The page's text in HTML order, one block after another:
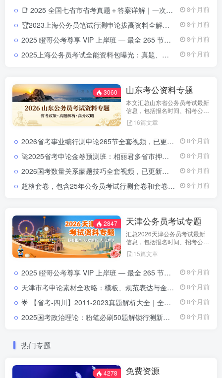
天津市考特点，合理安排备考计
📑 2025 全国七省市省考真题＋答案详解｜一次拥有山东 · 浙江 ·四川 ·上海 ·北京 ·天津 ·江苏真题全套2025 全国省考真题全收录：七省市（山东 · 浙江 · 四川 · 上海 ·北京 ·天津 ·江苏）试卷＋详解 8个月前
🏆2023上海公务员笔试行测申论拔高资料全解：提分必备📘来源：教育学习网（jiaoyuxuexi.com ） 📦资源类型：上海公务员笔试提分课程+讲义 📚覆盖方向：行测、申论、常识判断、数量关系、言语理解、判断推理、资料分析等全模块 8个月前
2025 瞪哥公考尊享 VIP 上岸班 — 最全 265 节视频课程，助你一次性上岸！2025 瞪哥公考尊享 VIP 上岸班 — 最全 265 节视频课程，助你一次性上岸！ 8个月前
2025上海公务员考试全能资料包曝光：真题、申论、行测、政策全收录2025上海公务员考试全能资料包｜含历年真题+行测申论解析+市政热点合集｜教育学习网 8个月前
3060 山东考公资料专题
本文汇总山东省公务员考试最新
信息，包括报名时间、招考公
告、职位表、笔试科目及行测申
论备考指南。通过政策解读和考
市考特点，合理安排备考计划，
16篇文章
2026省考事业编行测申论265节全套视频，已更新完结（零基础专用）2026公务员事业单位行测申论265节视频课程 8个月前
🚀2025省考申论金卷预测班：相丽君多省市押题高分路径2025省考申论金卷预测视频课程 8个月前
2026国考数量关系蒙题技巧全套视频，已更新完结（复盘）2026公务员数量关系蒙题技巧视频 8个月前
超格套卷，包含25年公务员考试行测套卷和套卷实战班计划表2025国考行测超格套卷：25年真题368页+实战计划表24页，复盘上岸必备 8个月前
2847 天津公务员考试专题
汇总2026天津公务员考试最新
信息，包括报名时间、招考公
告、职位表、笔试科目及行测申
论备考指南。通过政策解读和考
市考特点，合理安排备考计划，
15篇文章
2025 瞪哥公考尊享 VIP 上岸班 — 最全 265 节视频课程，助你一次性上岸！2025 瞪哥公考尊享 VIP 上岸班 — 最全 265 节视频课程，助你一次性上岸！ 8个月前
天津市考申论素材全攻略：模板、规范表达与金句积累指南天津市考申论素材积累攻略：模板、规范表达与金句提升指南 8个月前
🌟 【省考-四川】2011-2023真题解析大全｜全省历年申论&行测题库四川省历年真题带解析 | 2011-2023申论&行测真题合集 8个月前
2025国考政治理论：粉笔必刷50题解锁行测新增模块（涵盖江西、贵州、深圳、黑龙江、全国）2025国考政治理论必刷题解析（免费下载） 8个月前
热门专题
4278 免费资源